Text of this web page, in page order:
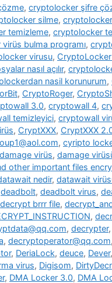
, cryptolocker şifre
silme,
temizleme, cryptolocker
bulma programı,
virusu, CryptoLocker
nasıl açılır,
nasil korunurum,
, CryptoRoger,
3.0, cryptowall 4,
temizleyici, cryptowall
, CryptXXX, CryptXXX
, cyripto
damage virüs, damage
other important files
nedir, datawait
deadbolt, deadbolt virus,
decrypt brrr file,
,
, decrypter,
, decryptoperator@qq.com,
, DeriaLock, deuce, Dever,
virus, Digisom,
, DMA Locker 3.0, DMA